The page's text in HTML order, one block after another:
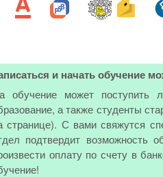
и начать обучение
обучение может поступить
а также студенты
странице). С вами свяжутся
подтвердит возможность
оплату по счету в